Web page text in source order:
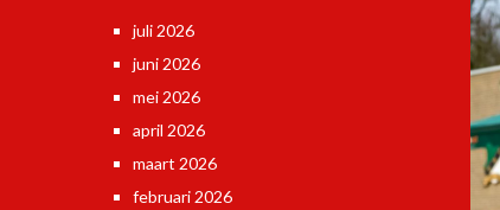
juli 2026
juni 2026
mei 2026
april 2026
maart 2026
februari 2026